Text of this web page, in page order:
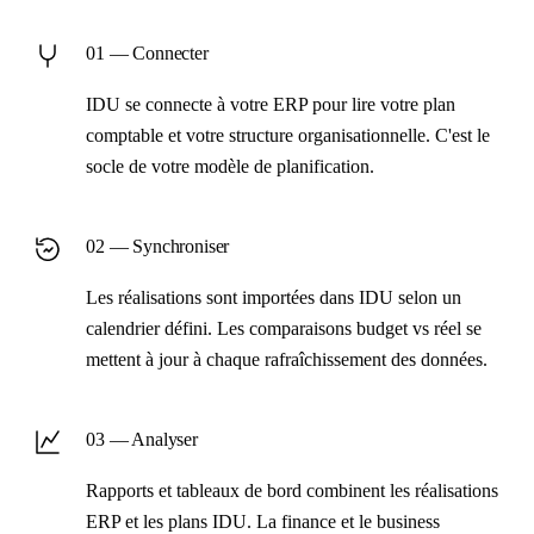
01 — Connecter
IDU se connecte à votre ERP pour lire votre plan
comptable et votre structure organisationnelle. C'est le
socle de votre modèle de planification.
02 — Synchroniser
Les réalisations sont importées dans IDU selon un
calendrier défini. Les comparaisons budget vs réel se
mettent à jour à chaque rafraîchissement des données.
03 — Analyser
Rapports et tableaux de bord combinent les réalisations
ERP et les plans IDU. La finance et le business